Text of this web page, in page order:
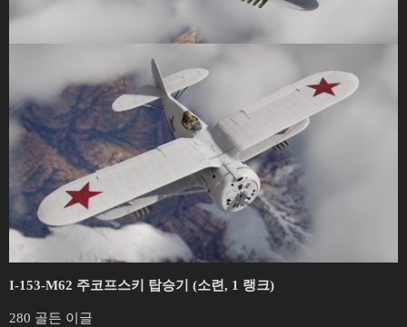
I-153-M62 주코프스키 탑승기 (소련, 1 랭크)
280 골든 이글